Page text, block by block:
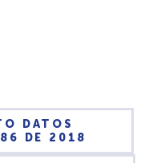
DATOS
DE 2018